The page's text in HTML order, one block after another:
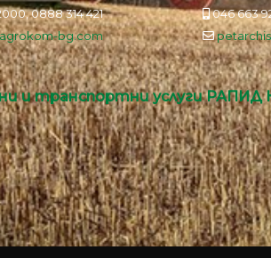
0888 314 421
bg.com
046 663
и транспортни услуги РАПИД